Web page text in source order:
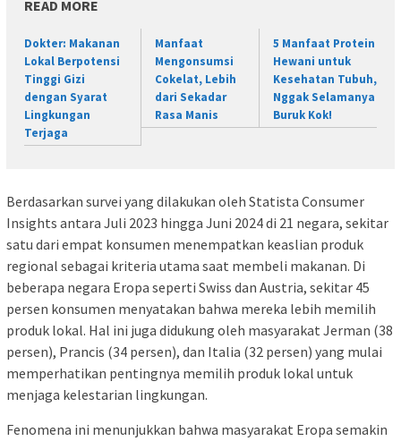
READ MORE
Dokter: Makanan
Lokal Berpotensi
Tinggi Gizi
dengan Syarat
Lingkungan
Terjaga
Manfaat
Mengonsumsi
Cokelat, Lebih
dari Sekadar
Rasa Manis
5 Manfaat Protein
Hewani untuk
Kesehatan Tubuh,
Nggak Selamanya
Buruk Kok!
Berdasarkan survei yang dilakukan oleh Statista Consumer
Insights antara Juli 2023 hingga Juni 2024 di 21 negara, sekitar
satu dari empat konsumen menempatkan keaslian produk
regional sebagai kriteria utama saat membeli makanan. Di
beberapa negara Eropa seperti Swiss dan Austria, sekitar 45
persen konsumen menyatakan bahwa mereka lebih memilih
produk lokal. Hal ini juga didukung oleh masyarakat Jerman (38
persen), Prancis (34 persen), dan Italia (32 persen) yang mulai
memperhatikan pentingnya memilih produk lokal untuk
menjaga kelestarian lingkungan.
Fenomena ini menunjukkan bahwa masyarakat Eropa semakin